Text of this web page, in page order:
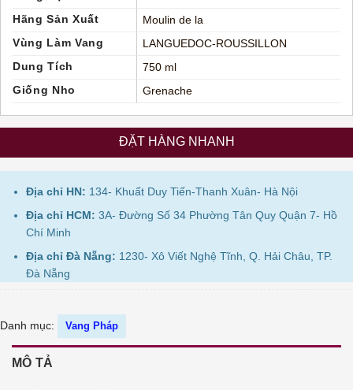
Hãng Sản Xuất
Moulin de la
Vùng Làm Vang
LANGUEDOC-ROUSSILLON
Dung Tích
750 ml
Giống Nho
Grenache
ĐẶT HÀNG NHANH
Địa chỉ HN: 134- Khuất Duy Tiến-Thanh Xuân- Hà Nội
Địa chỉ HCM: 3A- Đường Số 34 Phường Tân Quy Quận 7- Hồ
Chí Minh
Địa chỉ Đà Nẵng: 1230- Xô Viết Nghệ Tĩnh, Q. Hải Châu, TP.
Đà Nẵng
Danh mục: Vang Pháp
MÔ TẢ